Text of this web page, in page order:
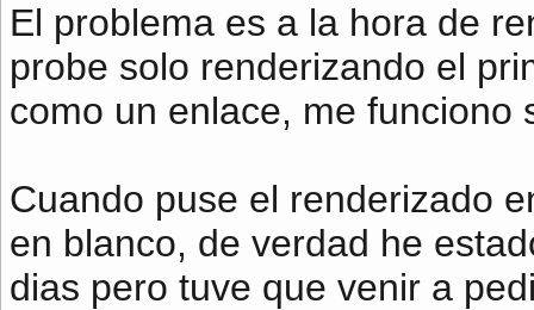
El problema es a la hora de
probe solo renderizando el
como un enlace, me funciono
Cuando puse el renderizado
en blanco, de verdad he
dias pero tuve que venir a